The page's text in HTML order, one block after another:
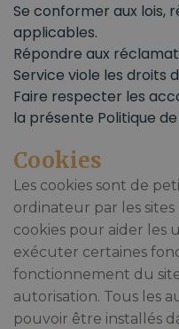
Se conformer aux lois,
applicables.
Répondre aux
Service viole les droits
Faire respecter les
la présente Politique
Cookies
Les cookies sont de
ordinateur par les sites
cookies pour aider les
exécuter certaines
fonctionnement du
autorisation. Tous les
pouvoir être installés